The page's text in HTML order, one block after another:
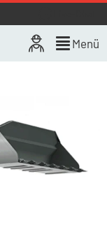
Menü